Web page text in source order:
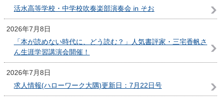
活水高等学校・中学校吹奏楽部演奏会 in そお
2026年7月8日
「本が読めない時代に、どう読む？」人気書評家・三宅香帆さ
ん生涯学習講演会開催！
2026年7月8日
求人情報(ハローワーク大隅)更新日：7月22日号